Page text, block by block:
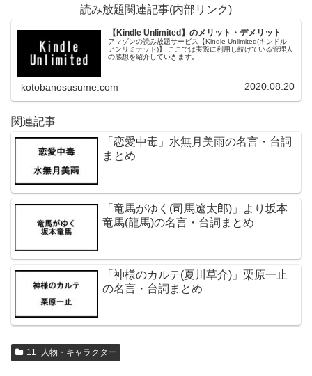
読み放題関連記事(内部リンク)
【Kindle Unlimited】のメリット・デメリット
アマゾンの読み放題サービス【Kindle Unlimited(キンドル
アンリミテッド)】 ここでは実際に利用し続けている管理人
の感想を紹介していきます。
kotobanosusume.com 2020.08.20
関連記事
「恋愛中毒」水無月美雨の名言・台詞
まとめ
「竜馬がゆく(司馬遼太郎)」より坂本
竜馬(龍馬)の名言・台詞まとめ
「神様のカルテ(夏川草介)」栗原一止
の名言・台詞まとめ
11_人物・キャラクター